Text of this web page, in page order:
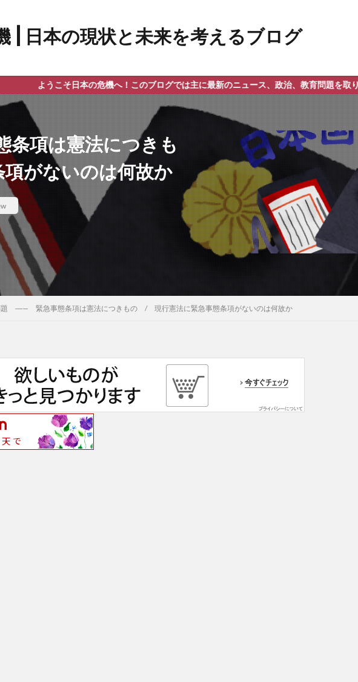
そ日本の危機へ！このブログでは主に最新のニュース、政治、教育問題を取り上げておりま
項は憲法につきも
がないのは何故か
題 ―— 緊急事態条項は憲法につきもの / 現行憲法に緊急事態条項がないのは何故か